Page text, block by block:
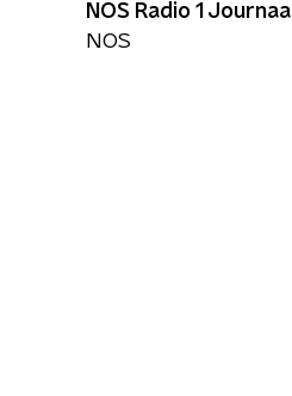
NOS Radio 1 Journaal
NOS